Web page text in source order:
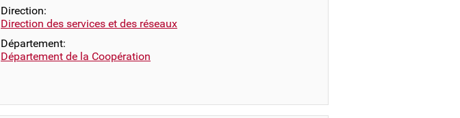
Direction:
Direction des services et des réseaux
Département:
Département de la Coopération